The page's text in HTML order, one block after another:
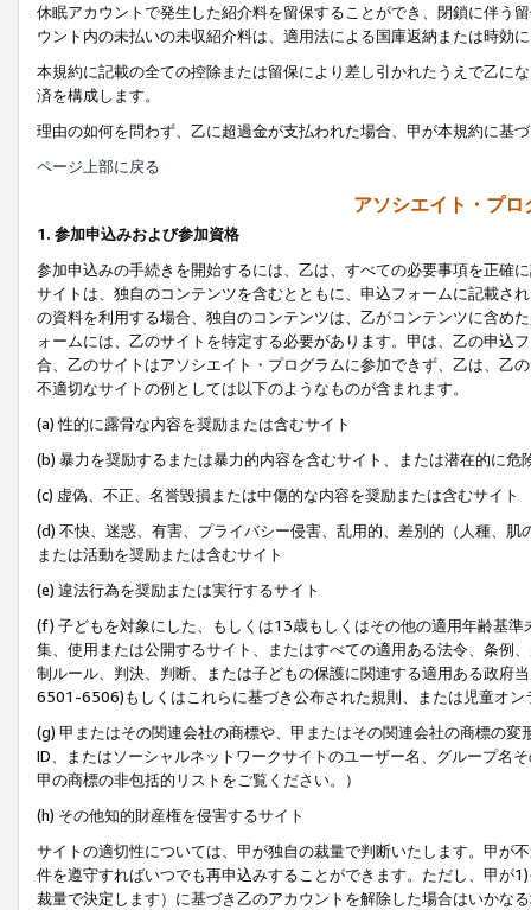
休眠アカウントで発生した紹介料を留保することができ、閉鎖に伴う
ウント内の未払いの未収紹介料は、適用法による国庫返納または時効
本規約に記載の全ての控除または留保により差し引かれたうえで乙に
済を構成します。
理由の如何を問わず、乙に超過金が支払われた場合、甲が本規約に基
ページ上部に戻る
アソシエイト・プ
1. 参加申込みおよび参加資格
参加申込みの手続きを開始するには、乙は、すべての必要事項を正確
サイトは、独自のコンテンツを含むとともに、申込フォームに記載さ
の資料を利用する場合、独自のコンテンツは、乙がコンテンツに含め
ォームには、乙のサイトを特定する必要があります。甲は、乙の申込
合、乙のサイトはアソシエイト・プログラムに参加できず、乙は、乙
不適切なサイトの例としては以下のようなものが含まれます。
(a) 性的に露骨な内容を奨励または含むサイト
(b) 暴力を奨励するまたは暴力的内容を含むサイト、または潜在的に
(c) 虚偽、不正、名誉毀損または中傷的な内容を奨励または含むサイト
(d) 不快、迷惑、有害、プライバシー侵害、乱用的、差別的（人種、
または活動を奨励または含むサイト
(e) 違法行為を奨励または実行するサイト
(f) 子どもを対象にした、もしくは13歳もしくはその他の適用年齢基
集、使用または公開するサイト、またはすべての適用ある法令、条例
制ルール、判決、判断、または子どもの保護に関連する適用ある政府
6501-6506)もしくはこれらに基づき公布された規則、または児童オン
(g) 甲またはその関連会社の商標や、甲またはその関連会社の商標の
ID、またはソーシャルネットワークサイトのユーザー名、グループ名
甲の商標の非包括的リストをご覧ください。）
(h) その他知的財産権を侵害するサイト
サイトの適切性については、甲が独自の裁量で判断いたします。甲が
件を遵守すればいつでも再申込みすることができます。ただし、甲が
裁量で決定します）に基づき乙のアカウントを解除した場合はいかな